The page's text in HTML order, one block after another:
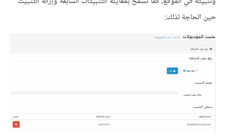
حين الحاجة لذلك: